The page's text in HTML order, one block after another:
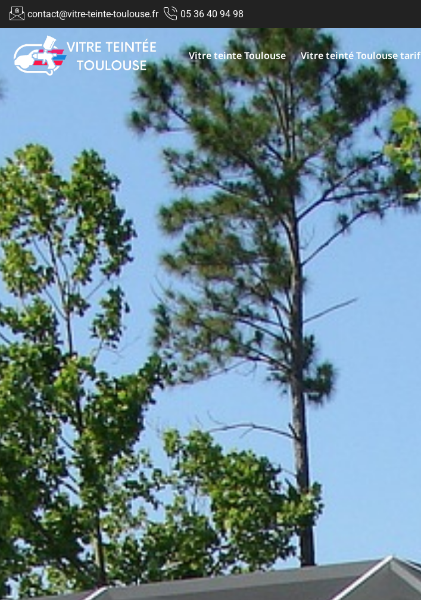
contact@vitre-teinte-toulouse.fr 05 36 40 94 98
Vitre teinte Toulouse Vitre teinté Toulouse tarif